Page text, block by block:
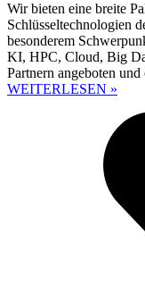
Wir bieten eine breite
Schlüsseltechnologien
besonderem
KI, HPC, Cloud, Big
Partnern angeboten
WEITERLESEN »